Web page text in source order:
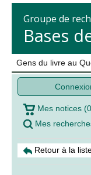
Groupe de
Bases
Gens du livre au
Mes notices (0
Mes
Retour à la